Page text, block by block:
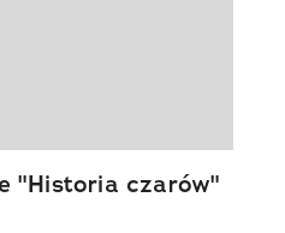
"Historia czarów"